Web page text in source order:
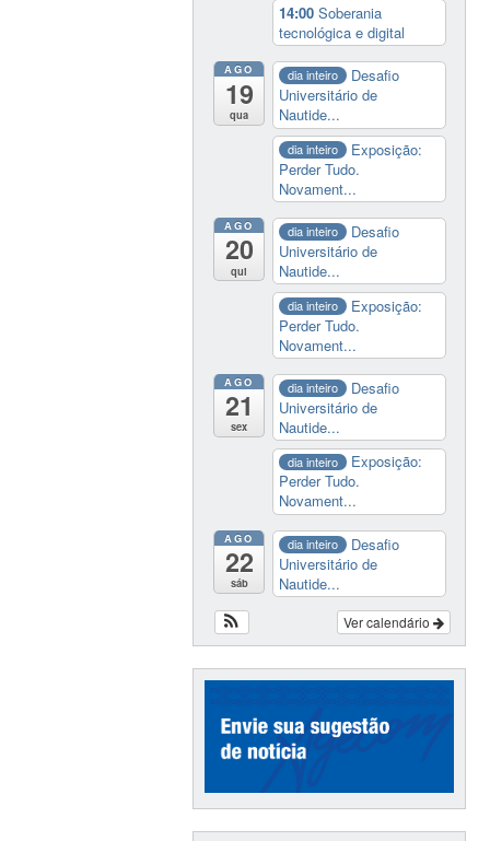
14:00Soberania
tecnológica e digital
AGO
19
qua
dia inteiro
Desafio
Universitário de
Nautide...
dia inteiro
Exposição:
Perder Tudo.
Novament...
AGO
20
qui
dia inteiro
Desafio
Universitário de
Nautide...
dia inteiro
Exposição:
Perder Tudo.
Novament...
AGO
21
sex
dia inteiro
Desafio
Universitário de
Nautide...
dia inteiro
Exposição:
Perder Tudo.
Novament...
AGO
22
sáb
dia inteiro
Desafio
Universitário de
Nautide...
Ver calendário